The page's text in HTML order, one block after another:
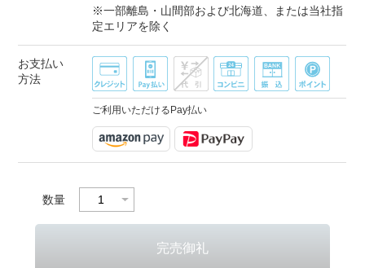
※一部離島・山間部および北海道、または当社指
定エリアを除く
お支払い
方法
ご利用いただけるPay払い
数量